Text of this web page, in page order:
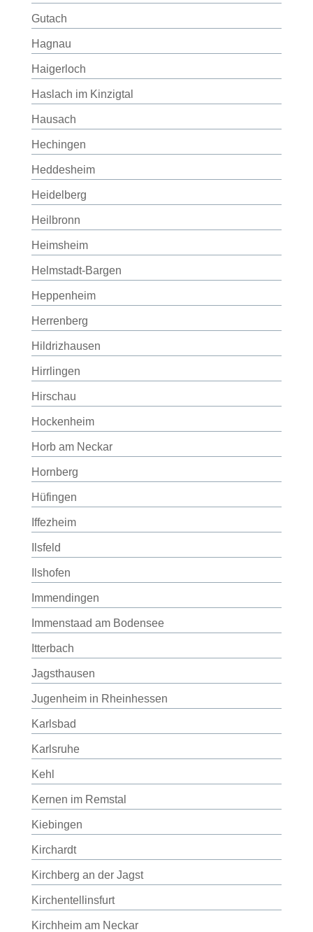
Gutach
Hagnau
Haigerloch
Haslach im Kinzigtal
Hausach
Hechingen
Heddesheim
Heidelberg
Heilbronn
Heimsheim
Helmstadt-Bargen
Heppenheim
Herrenberg
Hildrizhausen
Hirrlingen
Hirschau
Hockenheim
Horb am Neckar
Hornberg
Hüfingen
Iffezheim
Ilsfeld
Ilshofen
Immendingen
Immenstaad am Bodensee
Itterbach
Jagsthausen
Jugenheim in Rheinhessen
Karlsbad
Karlsruhe
Kehl
Kernen im Remstal
Kiebingen
Kirchardt
Kirchberg an der Jagst
Kirchentellinsfurt
Kirchheim am Neckar